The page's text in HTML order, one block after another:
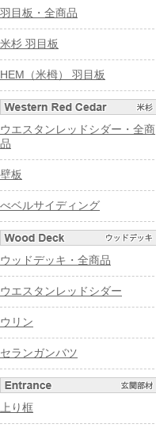
羽目板・全商品
米杉 羽目板
HEM（米栂） 羽目板
ウエスタンレッドシダー・全商
品
壁板
べベルサイディング
ウッドデッキ・全商品
ウエスタンレッドシダー
ウリン
セランガンバツ
上り框